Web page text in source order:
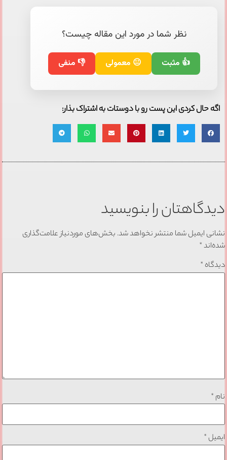
نظر شما در مورد این مقاله چیست؟
👍 مثبت 😐 معمولی 👎 منفی
اگه حال کردی این پست رو با دوستات به اشتراک بذار:
دیدگاهتان را بنویسید
نشانی ایمیل شما منتشر نخواهد شد. بخش‌های موردنیاز علامت‌گذاری
شده‌اند*
دیدگاه *
نام *
ایمیل*